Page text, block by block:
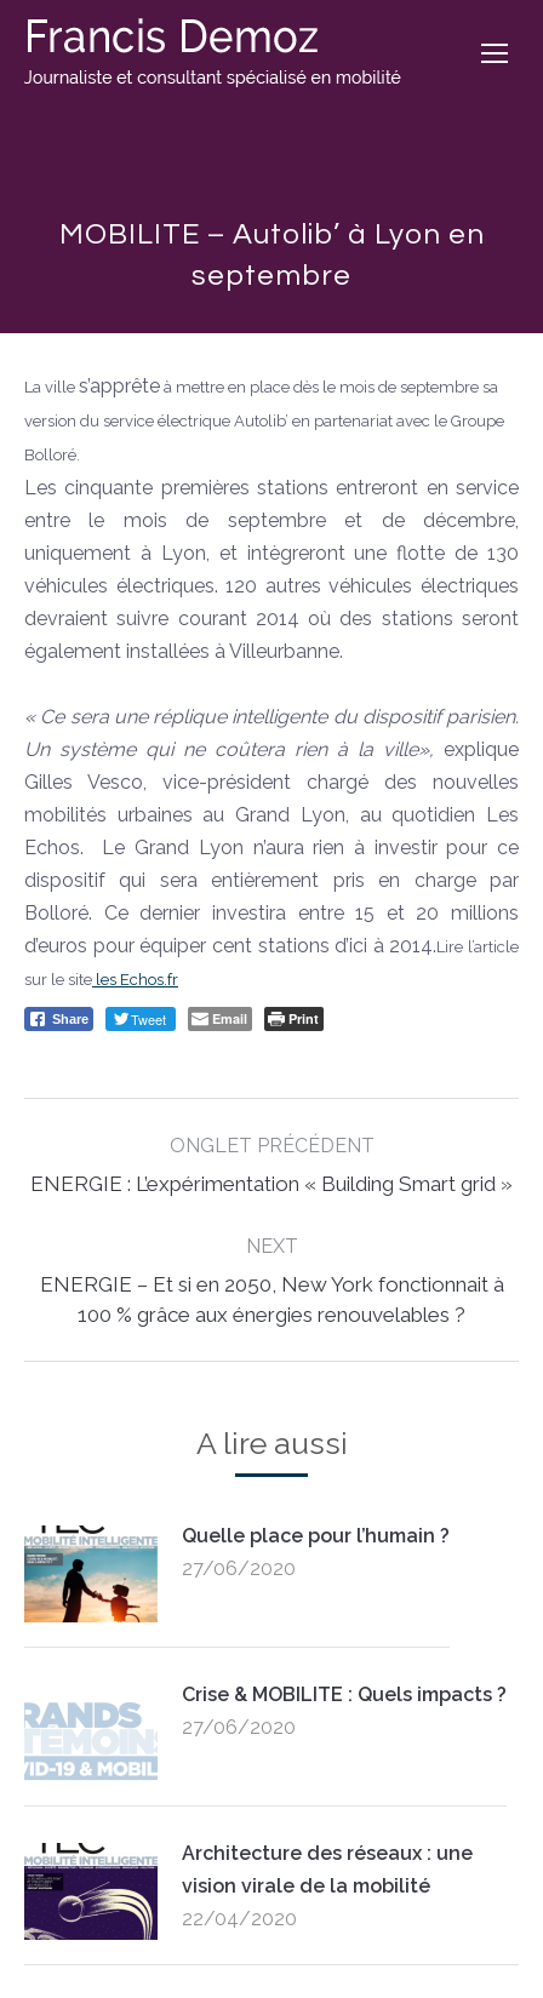
MOBILITE – Autolib’ à Lyon en
septembre
La ville s’apprête à mettre en place dès le mois de septembre sa
version du service électrique Autolib’ en partenariat avec le Groupe
Bolloré.
Les cinquante premières stations entreront en service
entre le mois de septembre et de décembre,
uniquement à Lyon, et intègreront une flotte de 130
véhicules électriques. 120 autres véhicules électriques
devraient suivre courant 2014 où des stations seront
également installées à Villeurbanne.
« Ce sera une réplique intelligente du dispositif parisien.
Un système qui ne coûtera rien à la ville», explique
Gilles Vesco, vice-président chargé des nouvelles
mobilités urbaines au Grand Lyon, au quotidien Les
Echos. Le Grand Lyon n’aura rien à investir pour ce
dispositif qui sera entièrement pris en charge par
Bolloré. Ce dernier investira entre 15 et 20 millions
d’euros pour équiper cent stations d’ici à 2014.Lire l’article
sur le site les Echos.fr
Share Tweet Email Print
ONGLET PRÉCÉDENT
Previous
ENERGIE : L’expérimentation « Building Smart grid »
NEXT
Next
post:
ENERGIE – Et si en 2050, New York fonctionnait à
100 % grâce aux énergies renouvelables ?
A lire aussi
Quelle place pour l’humain ?
27/06/2020
Crise & MOBILITE : Quels impacts ?
27/06/2020
Architecture des réseaux : une
vision virale de la mobilité
22/04/2020